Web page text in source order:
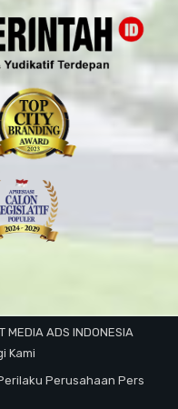
ADS INDONESIA
Kami
Perusahaan Pers